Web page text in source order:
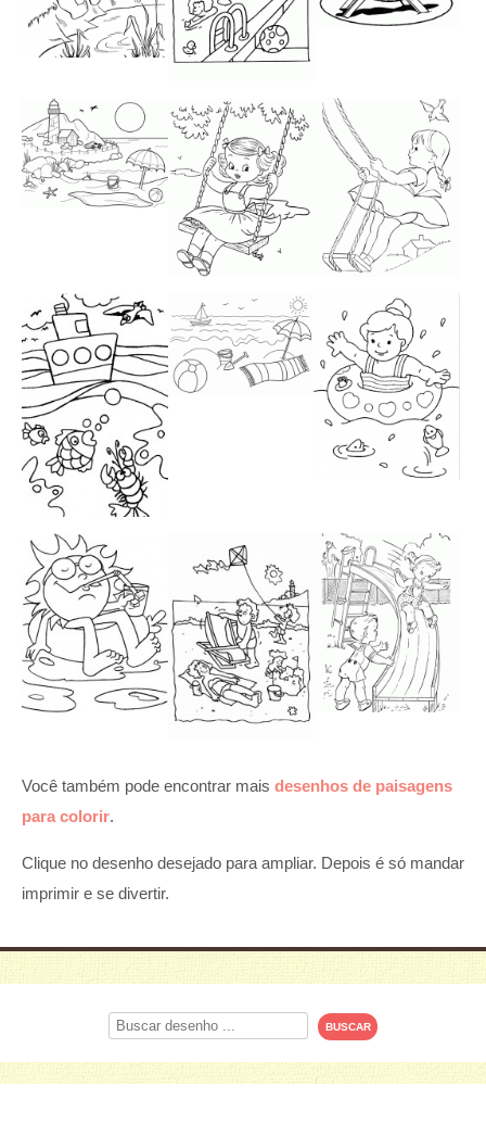
Você também pode encontrar mais desenhos de paisagens
para colorir.
Clique no desenho desejado para ampliar. Depois é só mandar
imprimir e se divertir.
Procurar